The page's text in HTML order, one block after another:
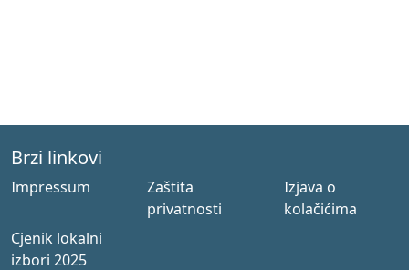
Brzi linkovi
Impressum
Zaštita
privatnosti
Izjava o
kolačićima
Cjenik lokalni
izbori 2025